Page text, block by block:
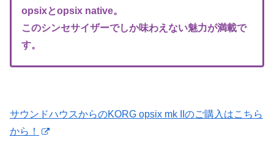
opsixとopsix native。
このシンセサイザーでしか味わえない魅力が満載で
す。
サウンドハウスからのKORG opsix mk IIのご購入はこちら
から！